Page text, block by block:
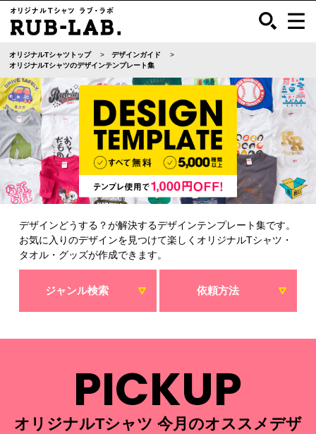
オリジナルTシャツトップ
デザインガイド
オリジナルTシャツのデザインテンプレート集
デザインどうする？が解決するデザインテンプレート集です。
お気に入りのデザインを見つけて楽しくオリジナルTシャツ・
タオル・グッズが作成できます。
ジャンル検索 依頼方法
PICKUP
オリジナルTシャツ 今月のオススメデザ